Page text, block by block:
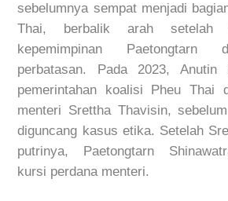
sebelumnya sempat menjadi
Thai, berbalik arah setelah
kepemimpinan Paetongtarn
perbatasan.
Pada 2023, Anutin
pemerintahan
koalisi Pheu Thai
menteri Srettha Thavisin,sebelum
diguncang kasus etika. Setelah
putrinya, Paetongtarn
kursi perdana menteri.